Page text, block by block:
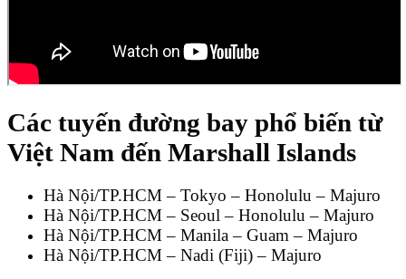
Các tuyến đường bay phổ biến từ
Việt Nam đến Marshall Islands
Hà Nội/TP.HCM – Tokyo – Honolulu – Majuro
Hà Nội/TP.HCM – Seoul – Honolulu – Majuro
Hà Nội/TP.HCM – Manila – Guam – Majuro
Hà Nội/TP.HCM – Nadi (Fiji) – Majuro